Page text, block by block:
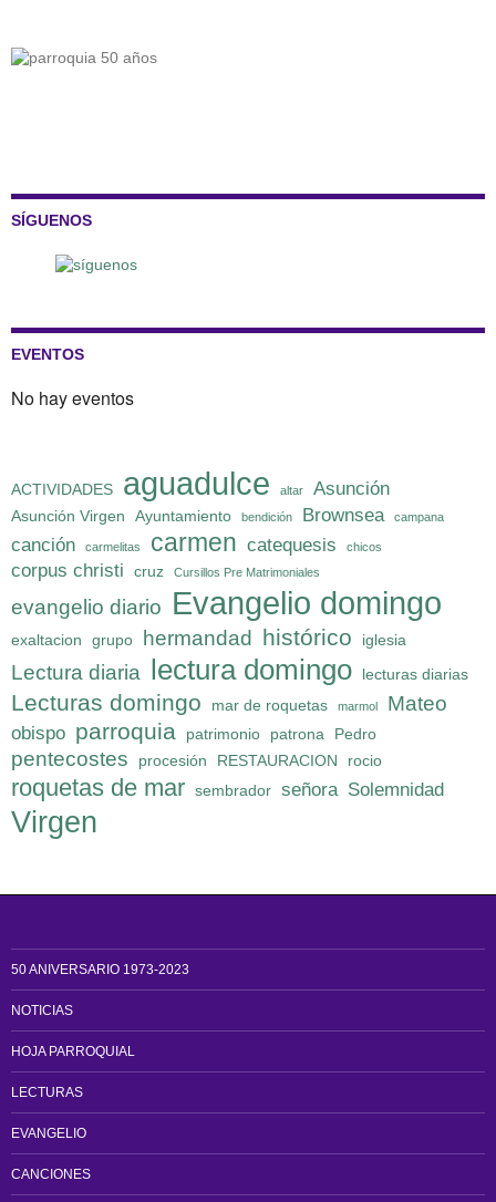
SÍGUENOS
EVENTOS
No hay eventos
ACTIVIDADES aguadulce altar Asunción
Asunción Virgen Ayuntamiento bendición Brownsea campana
canción carmelitas carmen catequesis chicos
corpus christi cruz Cursillos Pre Matrimoniales
evangelio diario Evangelio domingo
exaltacion grupo hermandad histórico iglesia
Lectura diaria lectura domingo lecturas diarias
Lecturas domingo mar de roquetas marmol Mateo
obispo parroquia patrimonio patrona Pedro
pentecostes procesión RESTAURACION rocio
roquetas de mar sembrador señora Solemnidad
Virgen
50 ANIVERSARIO 1973-2023
NOTICIAS
HOJA PARROQUIAL
LECTURAS
EVANGELIO
CANCIONES